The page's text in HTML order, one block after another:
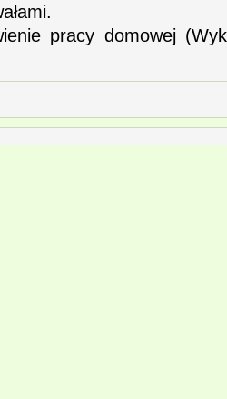
pracy domowej